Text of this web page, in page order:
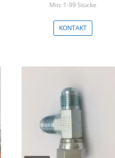
Min: 1-99 Stücke
KONTAKT